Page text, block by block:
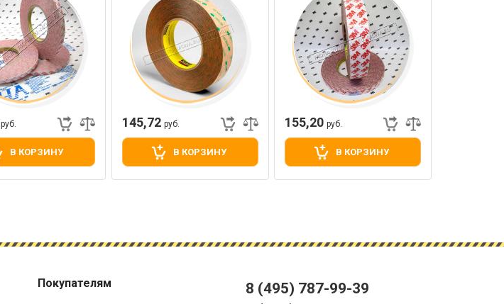
руб.
В КОРЗИНУ
145,72 руб.
В КОРЗИНУ
155,20 руб.
В КОРЗИНУ
Покупателям
8 (495) 787-99-39